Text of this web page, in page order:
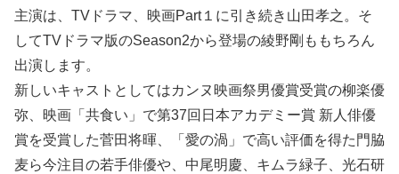
主演は、TVドラマ、映画Part１に引き続き山田孝之。そ
してTVドラマ版のSeason2から登場の綾野剛ももちろん
出演します。
新しいキャストとしてはカンヌ映画祭男優賞受賞の柳楽優
弥、映画「共食い」で第37回日本アカデミー賞 新人俳優
賞を受賞した菅田将暉、「愛の渦」で高い評価を得た門脇
麦ら今注目の若手俳優や、中尾明慶、キムラ緑子、光石研